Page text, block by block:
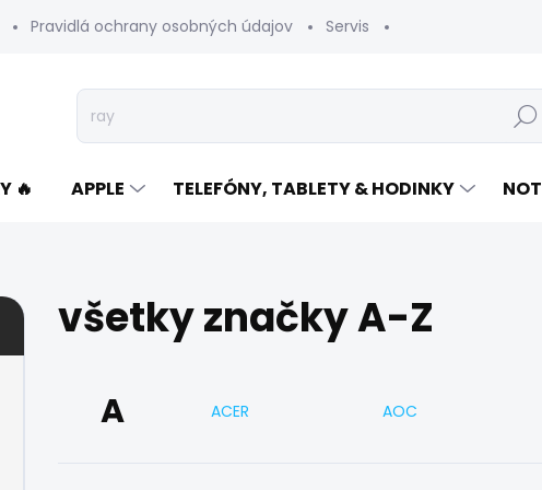
Pravidlá ochrany osobných údajov Servis
Hľadať
🔥 APPLE TELEFÓNY, TABLETY & HODINKY
všetky značky A-Z
A ACER AOC